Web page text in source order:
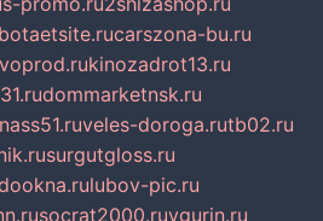
carszona-bu.ru
kinozadrot13.ru
dommarketnsk.ru
veles-doroga.rutb02.ru
surgutgloss.ru
lubov-pic.ru
socrat2000.ruvgurin.ru